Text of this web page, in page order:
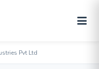
Pvt Ltd